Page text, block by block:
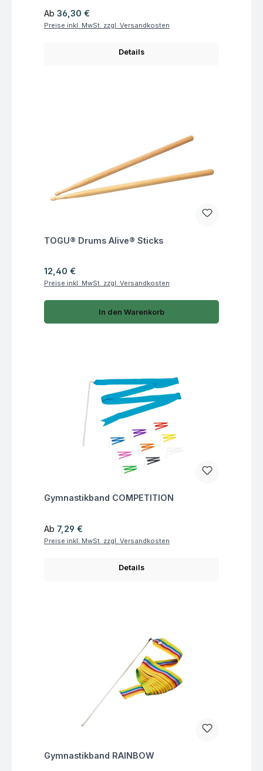
Regulärer Preis:
Ab 36,30 €
Preise inkl. MwSt. zzgl. Versandkosten
Details
Fragen zum Artikel
TOGU® Drums Alive® Sticks
Regulärer Preis:
12,40 €
Preise inkl. MwSt. zzgl. Versandkosten
In den Warenkorb
Fragen zum Artikel
Gymnastikband COMPETITION
Regulärer Preis:
Ab 7,29 €
Preise inkl. MwSt. zzgl. Versandkosten
Details
Fragen zum Artikel
Gymnastikband RAINBOW